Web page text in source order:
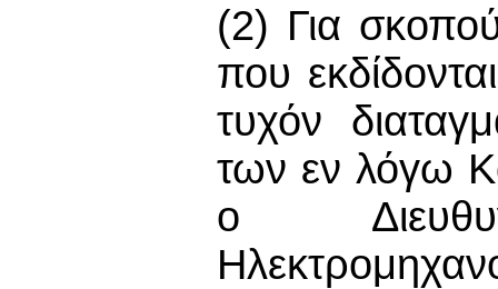
(2) Για
που
τυχόν
των εν λόγω
ο